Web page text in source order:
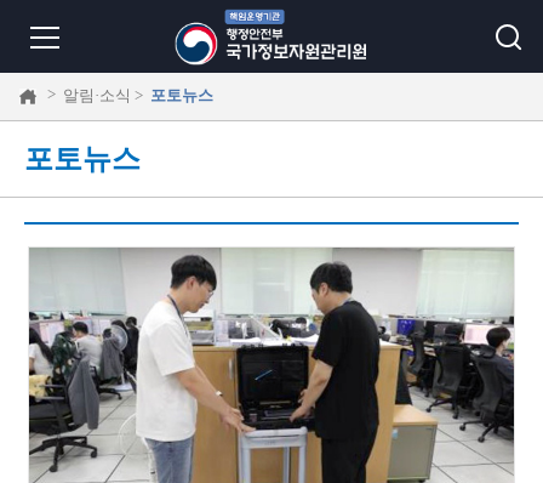
> 알림·소식 > 포토뉴스
포토뉴스